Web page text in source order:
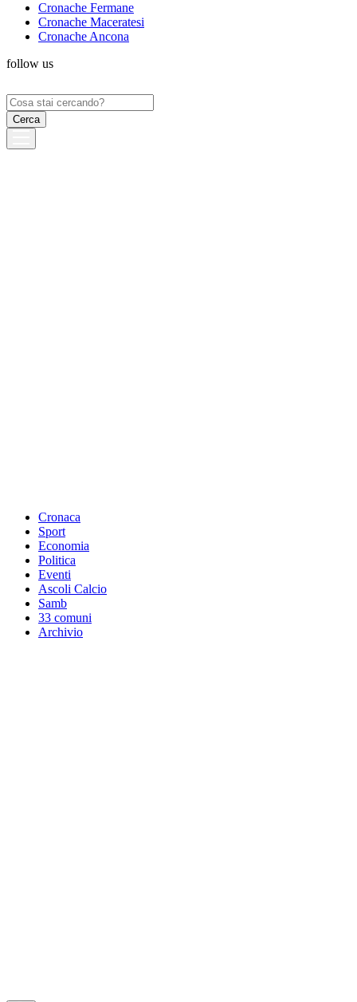
Cronache Fermane
Cronache Maceratesi
Cronache Ancona
follow us
Ricerca
per:
Cronaca
Sport
Economia
Politica
Eventi
Ascoli Calcio
Samb
33 comuni
Archivio